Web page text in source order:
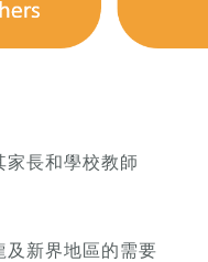
家長和學校教師
及新界地區的需要